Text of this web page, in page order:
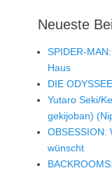
Neueste
SPIDER-
Haus
DIE
Yutaro Seki/
gekijoban)
OBSESSION:
wünscht